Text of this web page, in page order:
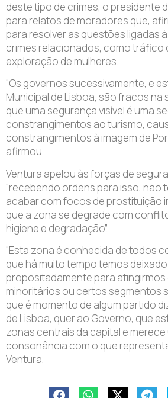
deste tipo de crimes, o presidente
para relatos de moradores que,
para resolver as questões ligadas
crimes relacionados, como tráfico
exploração de mulheres.
“Os governos sucessivamente, e
Municipal de Lisboa, são fracos na
que uma segurança visível é uma
constrangimentos ao turismo,
constrangimentos à imagem de
afirmou.
Ventura apelou às forças de
“recebendo ordens para isso, não
acabar com focos de prostituição
que a zona se degrade com
higiene e degradação”.
“Esta zona é conhecida de todos
que há muito tempo temos
propositadamente para
minoritários ou certos segmentos
que é momento de algum partido
de Lisboa, quer ao Governo, que
zonas centrais da capital e
consonância com o que
Ventura.